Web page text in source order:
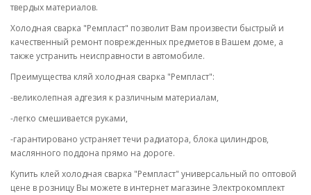
твердых материалов.
Холодная сварка "Ремпласт" позволит Вам произвести быстрый и
качественный ремонт поврежденных предметов в Вашем доме, а
также устранить неисправности в автомобиле.
Преимущества кляй холодная сварка "Ремпласт":
-великолепная адгезия к различным материалам,
-легко смешивается руками,
-гарантировано устраняет течи радиатора, блока цилиндров,
маслянного поддона прямо на дороге.
Купить клей холодная сварка "Ремпласт" универсальный по оптовой
цене в розницу Вы можете в интернет магазине Электрокомплект